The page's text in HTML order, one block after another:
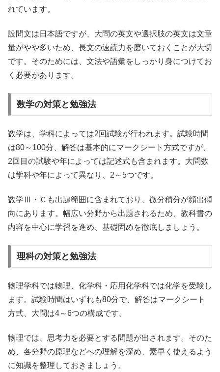
れています。
設問文は日本語ですが、大問の英文や選択肢の英文は文章
量がやや多いため、長文の速読力を磨いておくことが大切
です。そのためには、文法や語彙をしっかり身につけてお
く必要があります。
数学の対策と勉強法
数学は、学科によっては2回試験が行われます。試験時間
は80～100分、解答は基本的にマークシート方式ですが、
2回目の試験や年によっては記述式も含まれます。大問数
は学科や年によって異なり、2～5つです。
数学Ⅲ・Ｃも出題範囲に含まれており、微分積分が頻出傾
向にあります。幅広い分野から出題されるため、教科書の
内容を中心に学習を進め、基礎固めを徹底しましょう。
理科の対策と勉強法
物理学科では物理、化学科・応用化学科では化学を受験し
ます。試験時間はいずれも80分で、解答はマークシート
方式、大問は4～6つの構成です。
物理では、思考力を必要とする問題が出されます。そのた
め、各分野の原理などへの理解を深め、素早く使えるよう
に知識を整理しておきましょう。